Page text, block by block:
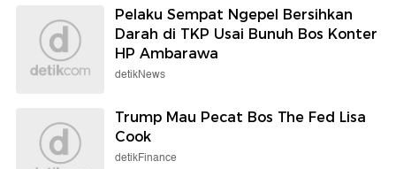
Pelaku Sempat Ngepel Bersihkan
Darah di TKP Usai Bunuh Bos Konter
HP Ambarawa
detikNews
Trump Mau Pecat Bos The Fed Lisa
Cook
detikFinance